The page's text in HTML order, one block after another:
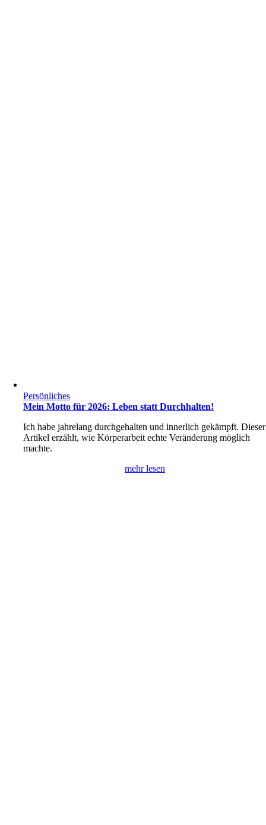
Persönliches
Mein Motto für 2026: Leben statt Durchhalten!
Ich habe jahrelang durchgehalten und innerlich gekämpft. Dieser
Artikel erzählt, wie Körperarbeit echte Veränderung möglich
machte.
mehr lesen